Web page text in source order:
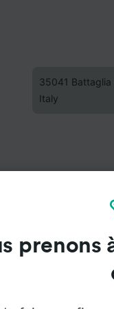
35041 Battaglia
Italy
prenons